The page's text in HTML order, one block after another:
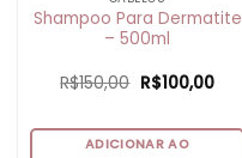
Shampoo Para Dermatite
– 500ml
R$150,00 O
era:
R$150,00.
R$100,00O
é:
ADICIONAR AO